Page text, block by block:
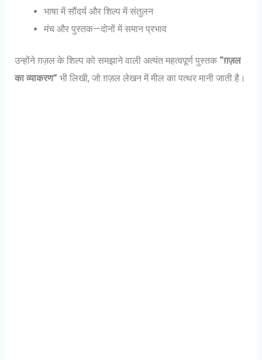
भाषा में सौंदर्य और शिल्प में संतुलन
मंच और पुस्तक—दोनों में समान प्रभाव
उन्होंने ग़ज़ल के शिल्प को समझाने वाली अत्यंत महत्वपूर्ण पुस्तक “ग़ज़ल
का व्याकरण” भी लिखी, जो ग़ज़ल लेखन में मील का पत्थर मानी जाती है।